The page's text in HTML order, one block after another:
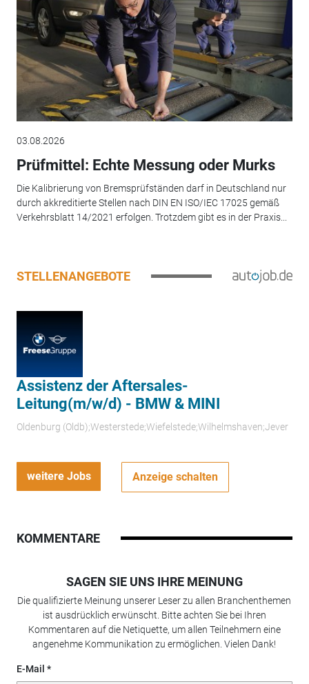
03.08.2026
Prüfmittel: Echte Messung oder Murks
Die Kalibrierung von Bremsprüfständen darf in Deutschland nur
durch akkreditierte Stellen nach DIN EN ISO/IEC 17025 gemäß
Verkehrsblatt 14/2021 erfolgen. Trotzdem gibt es in der Praxis...
STELLENANGEBOTE
Assistenz der Aftersales-
Leitung(m/w/d) - BMW & MINI
Oldenburg (Oldb);Westerstede;Wiefelstede;Wilhelmshaven;Jever
weitere Jobs Anzeige schalten
KOMMENTARE
SAGEN SIE UNS IHRE MEINUNG
Die qualifizierte Meinung unserer Leser zu allen Branchenthemen
ist ausdrücklich erwünscht. Bitte achten Sie bei Ihren
Kommentaren auf die Netiquette, um allen Teilnehmern eine
angenehme Kommunikation zu ermöglichen. Vielen Dank!
E-Mail